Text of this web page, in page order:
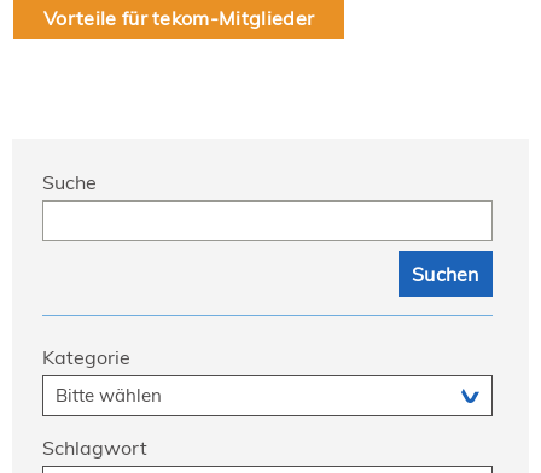
Vorteile für tekom-Mitglieder
Suche
Kategorie
Schlagwort